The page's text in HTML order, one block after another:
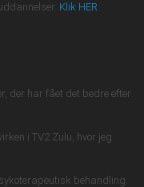
Klik HER
der har fået det bedre efter
i TV2 Zulu, hvor jeg
behandling.